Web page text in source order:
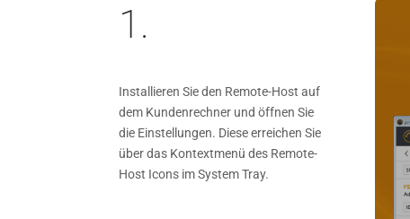
1.
Installieren Sie den Remote-Host auf
dem Kundenrechner und öffnen Sie
die Einstellungen. Diese erreichen Sie
über das Kontextmenü des Remote-
Host Icons im System Tray.